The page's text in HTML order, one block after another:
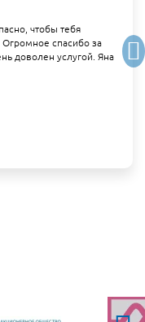
чтобы тебя
спасибо за
доволен услугой. Яна